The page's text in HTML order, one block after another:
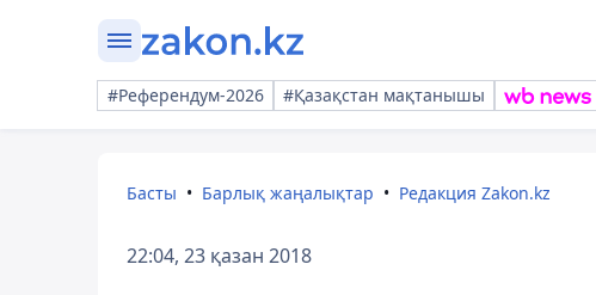
#Референдум-2026 #Қазақстан мақтанышы
Басты Барлық жаңалықтар Редакция Zakon.kz
22:04, 23 қазан 2018